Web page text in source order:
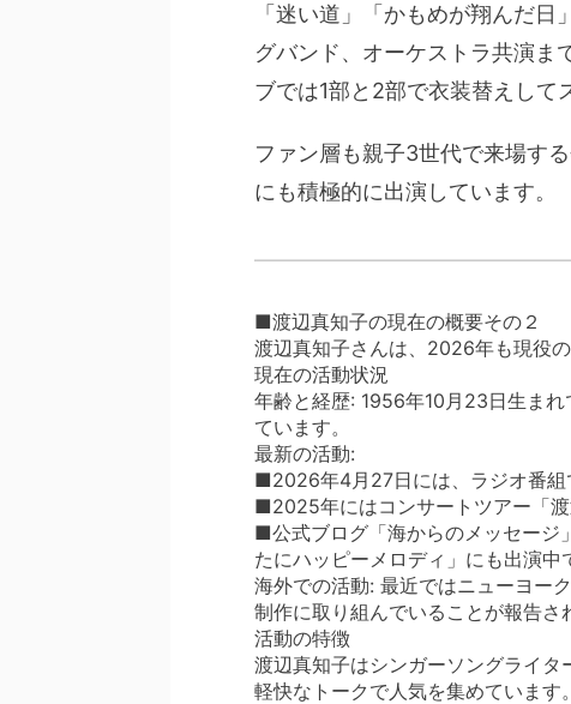
「迷い道」「かもめが翔んだ
グバンド、オーケストラ共演ま
ブでは1部と2部で衣装替えして
ファン層も親子3世代で来場す
にも積極的に出演しています。
■渡辺真知子の現在の概要その２
渡辺真知子さんは、2026年も現役
現在の活動状況
年齢と経歴: 1956年10月23日生ま
ています。
最新の活動:
■2026年4月27日には、ラジオ番組
■2025年にはコンサートツアー「
■公式ブログ「海からのメッセージ
たにハッピーメロディ」にも出演中
海外での活動: 最近ではニューヨー
制作に取り組んでいることが報告さ
活動の特徴
渡辺真知子はシンガーソングライ
軽快なトークで人気を集めていま